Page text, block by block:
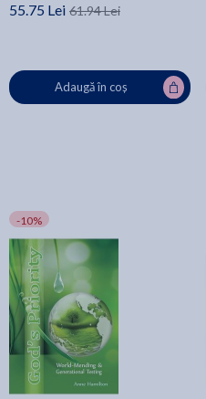
55.75 Lei 61.94 Lei
Adaugă în coș
-10%